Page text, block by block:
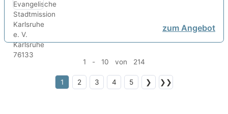
Spaß!
zum Angebot
1 - 10 von 214
1 2 3 4 5 ❯ ❯❯